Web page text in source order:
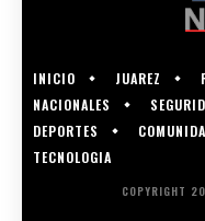
INICIO JUAREZ
NACIONALES
DEPORTES
TECNOLOGIA
COPYRIGHT